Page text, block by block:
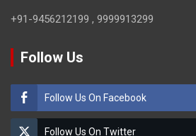
+91-9456212199 , 9999913299
Follow Us
Follow Us On Facebook
Follow Us On Twitter